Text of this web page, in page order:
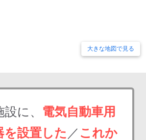
大きな地図で見る
に、 電気自動車用
を設置した ／ これか